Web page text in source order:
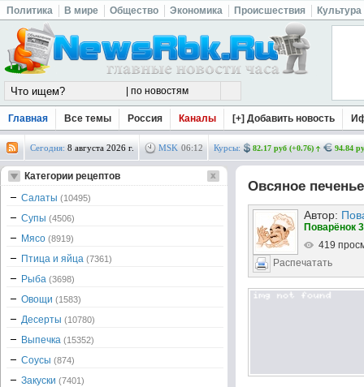
Политика В мире Общество Экономика Происшествия Культура
Главная Все темы Россия Каналы [+] Добавить новость
Сегодня: 8 августа 2026 г. MSK 06:12 Курсы: 82.17 руб (+0.76) 94.84
Овсяное
Автор:
Поварёнок
419
Распечатать
Категории рецептов
Салаты (10495)
Супы (4506)
Мясо (8919)
Птица и яйца (7361)
Рыба (3698)
Овощи (1583)
Десерты (10780)
Выпечка (15352)
Соусы (874)
Закуски (7401)